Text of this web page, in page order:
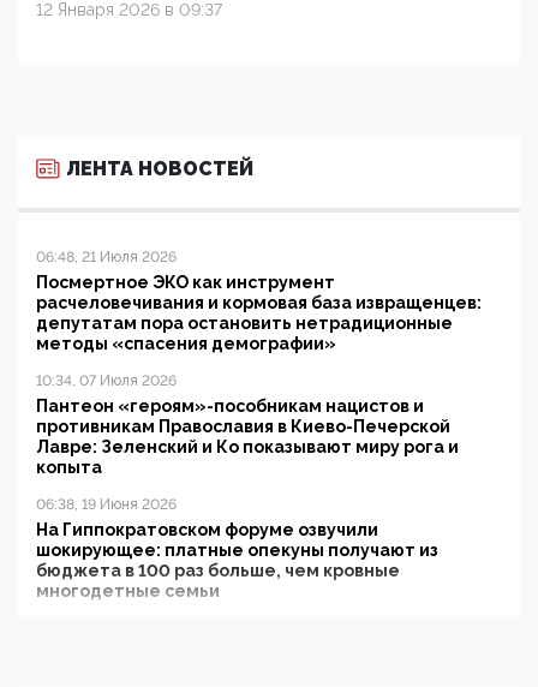
12 Января 2026 в 09:37
ЛЕНТА НОВОСТЕЙ
06:48, 21 Июля 2026
Посмертное ЭКО как инструмент
расчеловечивания и кормовая база извращенцев:
депутатам пора остановить нетрадиционные
методы «спасения демографии»
10:34, 07 Июля 2026
Пантеон «героям»-пособникам нацистов и
противникам Православия в Киево-Печерской
Лавре: Зеленский и Ко показывают миру рога и
копыта
06:38, 19 Июня 2026
На Гиппократовском форуме озвучили
шокирующее: платные опекуны получают из
бюджета в 100 раз больше, чем кровные
многодетные семьи